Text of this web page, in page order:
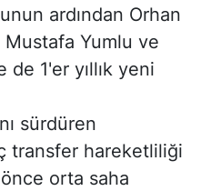
ardından Orhan
Mustafa Yumlu ve
1'er yıllık yeni
sürdüren
transfer hareketliliği
orta saha